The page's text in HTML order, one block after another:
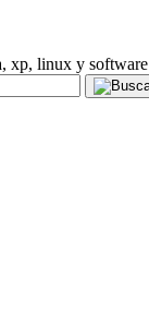
xp, linux y software